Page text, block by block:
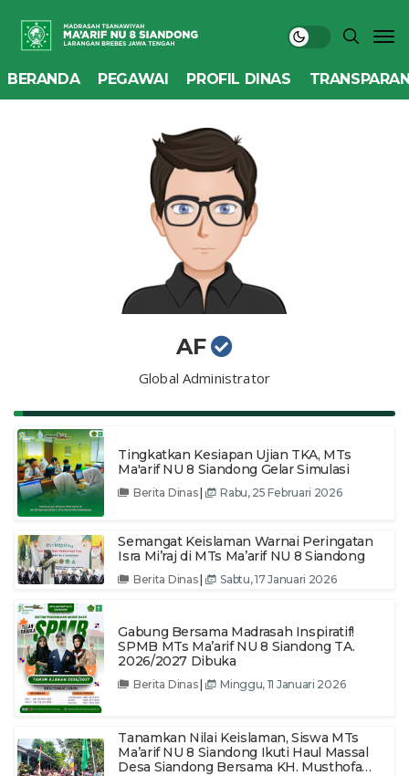
BERANDA PEGAWAI PROFIL DINAS
AF
Global Administrator
Tingkatkan Kesiapan Ujian TKA, MTs
Ma'arif NU 8 Siandong Gelar Simulasi
Berita Dinas| Rabu, 25 Februari 2026
Semangat Keislaman Warnai Peringatan
Isra Mi’raj di MTs Ma’arif NU 8 Siandong
Berita Dinas Sabtu, 17 Januari 2026
Gabung Bersama Madrasah Inspiratif!
SPMB MTs Ma’arif NU 8 Siandong TA.
2026/2027 Dibuka
Berita Dinas Minggu, 11 Januari 2026
Tanamkan Nilai Keislaman, Siswa MTs
Ma’arif NU 8 Siandong Ikuti Haul Massal
Desa Siandong Bersama KH. Musthofa